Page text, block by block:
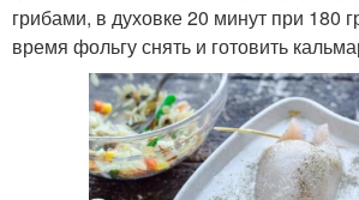
грибами, в духовке 20 минут при 180
время фольгу снять и готовить